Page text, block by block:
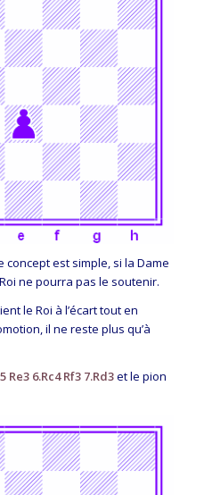
est simple, si la Dame
ne pourra pas le soutenir.
le Roi à l’écart tout en
il ne reste plus qu’à
Re3 6.Rc4 Rf3 7.Rd3et le pion